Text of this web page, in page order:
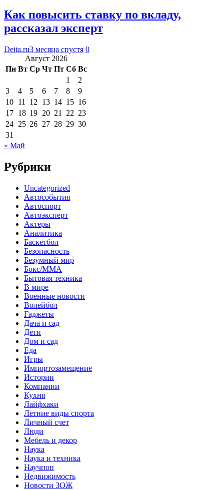
Как повысить ставку по вкладу,
рассказал эксперт
Deita.ru3 месяца спустя 0
Август 2026
Пн Вт Ср Чт Пт Сб Вс
1
2
3
4 5 6 7 8
9
10 11 12 13 14 15 16
17 18 19 20 21 22 23
24 25 26 27 28 29 30
31
« Май
Рубрики
Uncategorized
Автособытия
Автоспорт
Автоэксперт
Актеры
Аналитика
Баскетбол
Безопасность
Безумный мир
Бокс/MMA
Бытовая техника
В мире
Военные новости
Волейбол
Гаджеты
Дача и сад
Дети
Дом и сад
Еда
Игры
Импортозамещение
Истории
Компании
Кухня
Лайфхаки
Летние виды спорта
Личный счет
Люди
Мебель и декор
Наука
Наука и техника
Научпоп
Недвижимость
Новости ЗОЖ